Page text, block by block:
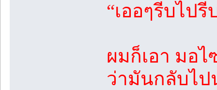
“เออๆรีบไป
ผมก็เอา มอ
ว่ามันกลับไป